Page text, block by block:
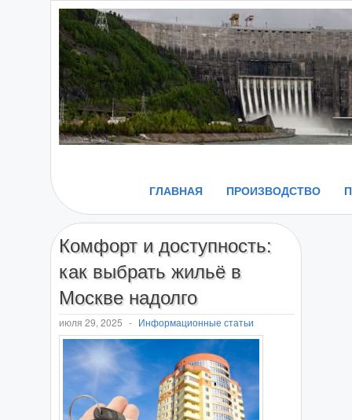
ГЛАВНАЯ ПРОИЗВОДСТВО
Комфорт и доступность:
как выбрать жильё в
Москве надолго
июля 29, 2025 - Информационные статьи